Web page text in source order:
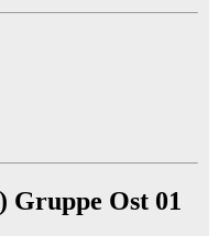
Gruppe Ost 01